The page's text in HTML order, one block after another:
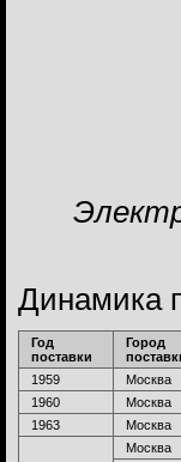
Динамика
Год
поставки
Город
1959
Москва
1960
Москва
1963
Москва
Москва